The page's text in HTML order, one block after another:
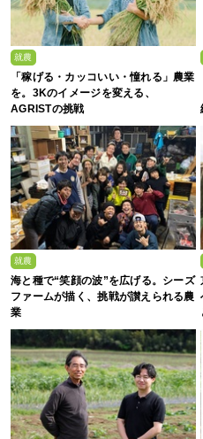
就農
「稼げる・カッコいい・憧れる」農業
を。3Kのイメージを変える、
AGRISTの挑戦
就農
海と種で“笑顔の波”を広げる。シーズ
ファームが描く、挑戦が讃えられる農
業